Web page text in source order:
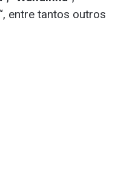
“, entre tantos outros